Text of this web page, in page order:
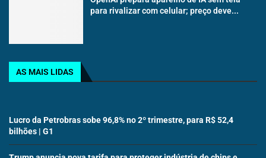
para rivalizar com celular; preço deve...
AS MAIS LIDAS
Lucro da Petrobras sobe 96,8% no 2º trimestre, para R$ 52,4
bilhões | G1